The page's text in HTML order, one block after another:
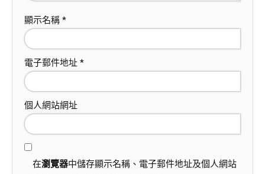
顯示名稱 *
電子郵件地址 *
個人網站網址
在瀏覽器中儲存顯示名稱、電子郵件地址及個人網站